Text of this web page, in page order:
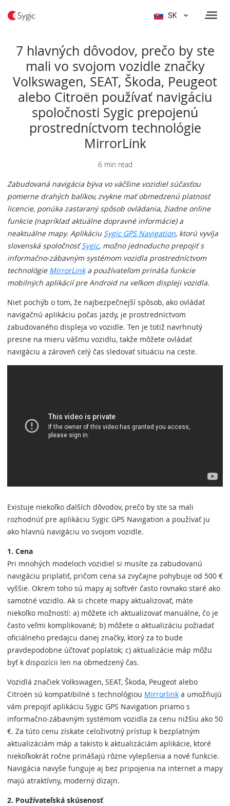
SK
7 hlavných dôvodov, prečo by ste
mali vo svojom vozidle značky
Volkswagen, SEAT, Škoda, Peugeot
alebo Citroën používať navigáciu
spoločnosti Sygic prepojenú
prostredníctvom technológie
MirrorLink
6 min read
Zabudovaná navigácia býva vo väčšine vozidiel súčasťou
pomerne drahých balíkov, zvykne mať obmedzenú platnosť
licencie, ponúka zastaraný spôsob ovládania, žiadne online
funkcie (napríklad aktuálne dopravné informácie) a
neaktuálne mapy. Aplikáciu Sygic GPS Navigation, ktorú vyvíja
slovenská spoločnosťSygic, možno jednoducho prepojiť s
informačno-zábavným systémom vozidla prostredníctvom
technológie MirrorLinka používateľom prináša funkcie
mobilných aplikácií pre Android na veľkom displeji vozidla.
Niet pochýb o tom, že najbezpečnejší spôsob, ako ovládať
navigačnú aplikáciu počas jazdy, je prostredníctvom
zabudovaného displeja vo vozidle. Ten je totiž navrhnutý
presne na mieru vášmu vozidlu, takže môžete ovládať
navigáciu a zároveň celý čas sledovať situáciu na ceste.
Existuje niekoľko ďalších dôvodov, prečo by ste sa mali
rozhodnúť pre aplikáciu Sygic GPS Navigation a používať ju
ako hlavnú navigáciu vo svojom vozidle.
1. Cena
Pri mnohých modeloch vozidiel si musíte za zabudovanú
navigáciu priplatiť, pričom cena sa zvyčajne pohybuje od 500 €
vyššie. Okrem toho sú mapy aj softvér často rovnako staré ako
samotné vozidlo. Ak si chcete mapy aktualizovať, máte
niekoľko možností: a) môžete ich aktualizovať manuálne, čo je
často veľmi komplikované; b) môžete o aktualizáciu požiadať
oficiálneho predajcu danej značky, ktorý za to bude
pravdepodobne účtovať poplatok; c) aktualizácie máp môžu
byť k dispozícii len na obmedzený čas.
Vozidlá značiek Volkswagen, SEAT, Škoda, Peugeot alebo
Citroën sú kompatibilné s technológiou Mirrorlink a umožňujú
vám prepojiť aplikáciu Sygic GPS Navigation priamo s
informačno-zábavným systémom vozidla za cenu nižšiu ako 50
€. Za túto cenu získate celoživotný prístup k bezplatným
aktualizáciám máp a takisto k aktualizáciám aplikácie, ktoré
niekoľkokrát ročne prinášajú rôzne vylepšenia a nové funkcie.
Navigácia navyše funguje aj bez pripojenia na internet a mapy
majú atraktívny, moderný dizajn.
2. Používateľská skúsenosť